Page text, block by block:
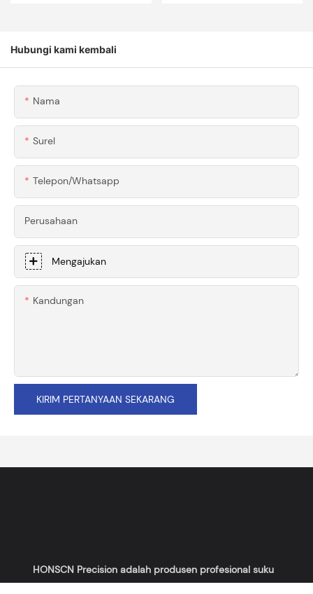
Dengan Mesin CNC
Hubungi kami kembali
Nama
Surel
Telepon/whatsapp
Perusahaan
Mengajukan
Kandungan
KIRIM PERTANYAAN SEKARANG
HONSCN Precision adalah produsen profesional suku
cadang mesin CNC presisi dan suku cadang mesin